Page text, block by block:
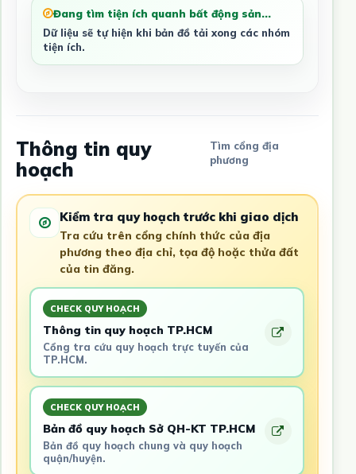
Đang tìm tiện ích quanh bất động sản...
Dữ liệu sẽ tự hiện khi bản đồ tải xong các nhóm
tiện ích.
Thông tin quy
hoạch
Tìm cổng địa
phương
Kiểm tra quy hoạch trước khi giao dịch
Tra cứu trên cổng chính thức của địa
phương theo địa chỉ, tọa độ hoặc thửa đất
của tin đăng.
CHECK QUY HOẠCH
Thông tin quy hoạch TP.HCM
Cổng tra cứu quy hoạch trực tuyến của
TP.HCM.
CHECK QUY HOẠCH
Bản đồ quy hoạch Sở QH-KT TP.HCM
Bản đồ quy hoạch chung và quy hoạch
quận/huyện.